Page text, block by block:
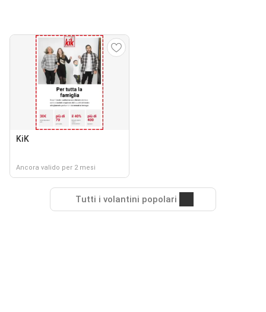
KiK
Ancora valido per 2 mesi
Tutti i volantini popolari